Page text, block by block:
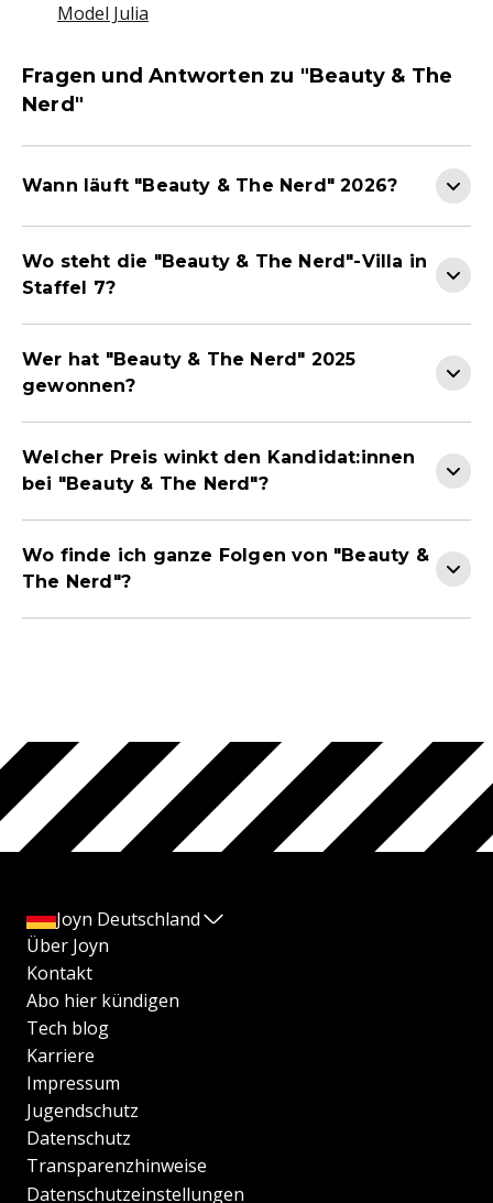
Model Julia
Fragen und Antworten zu "Beauty & The
Nerd"
Wann läuft "Beauty & The Nerd" 2026?
Wo steht die "Beauty & The Nerd"-Villa in
Staffel 7?
Wer hat "Beauty & The Nerd" 2025
gewonnen?
Welcher Preis winkt den Kandidat:innen
bei "Beauty & The Nerd"?
Wo finde ich ganze Folgen von "Beauty &
The Nerd"?
Joyn Deutschland
Über Joyn
Kontakt
Abo hier kündigen
Tech blog
Karriere
Impressum
Jugendschutz
Datenschutz
Transparenzhinweise
Datenschutzeinstellungen